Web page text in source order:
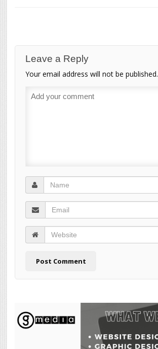
Leave a Reply
Your email address will not be published.